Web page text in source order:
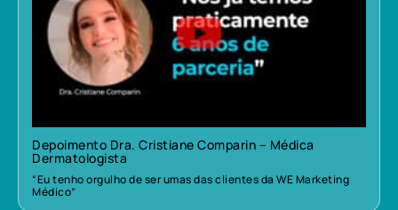
Depoimento Dra. Cristiane Comparin – Médica
Dermatologista
“Eu tenho orgulho de ser umas das clientes da WE Marketing
Médico”